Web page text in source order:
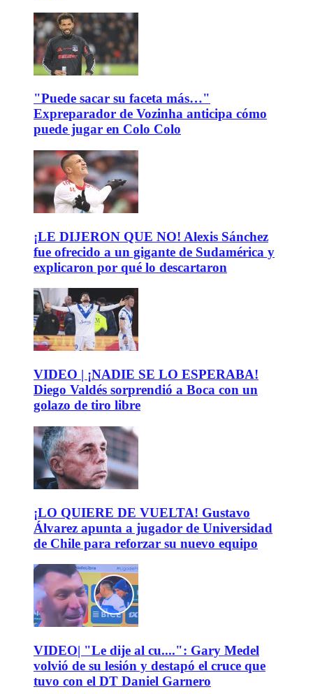
"Puede sacar su faceta más…"
Expreparador de Vozinha anticipa cómo
puede jugar en Colo Colo
¡LE DIJERON QUE NO! Alexis Sánchez
fue ofrecido a un gigante de Sudamérica y
explicaron por qué lo descartaron
VIDEO | ¡NADIE SE LO ESPERABA!
Diego Valdés sorprendió a Boca con un
golazo de tiro libre
¡LO QUIERE DE VUELTA! Gustavo
Álvarez apunta a jugador de Universidad
de Chile para reforzar su nuevo equipo
VIDEO| "Le dije al cu....": Gary Medel
volvió de su lesión y destapó el cruce que
tuvo con el DT Daniel Garnero